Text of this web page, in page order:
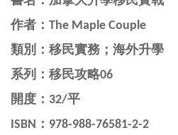
作者： The Maple Couple
類別：移民實務； 海外升學
系列：移民攻略06
開度：32/平
ISBN： 978-988-76581-2-2